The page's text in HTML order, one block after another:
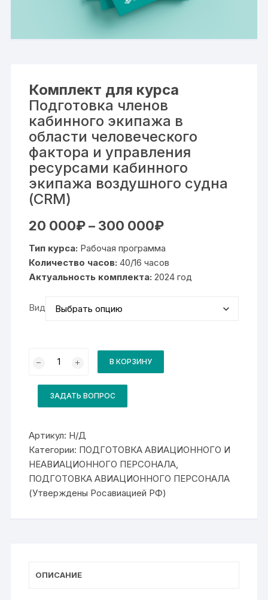
Комплект для курса
Подготовка членов
кабинного экипажа в
области человеческого
фактора и управления
ресурсами кабинного
экипажа воздушного судна
(CRM)
20 000₽ – 300 000₽Диапазон
000₽
–
300
000₽
Тип курса: Рабочая программа
Количество часов: 40/16 часов
Актуальность комплекта: 2024 год
Вид
товара
курса
Подготовка
членов
в
области
человеческого
фактора
и
управления
ресурсами
кабинного
В КОРЗИНУ
ЗАДАТЬ ВОПРОС
Артикул: Н/Д
Категории: ПОДГОТОВКА АВИАЦИОННОГО И
НЕАВИАЦИОННОГО ПЕРСОНАЛА
ПОДГОТОВКА АВИАЦИОННОГО ПЕРСОНАЛА
(Утверждены Росавиацией РФ)
ОПИСАНИЕ